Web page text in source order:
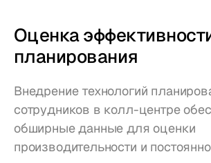
Оценка
планирования
Внедрение технологий
сотрудников в колл-центре
обширные данные для оценки
производительности и